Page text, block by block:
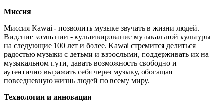
Миссия
Миссия Kawai - позволить музыке звучать в жизни людей.
Видение компании - культивирование музыкальной культуры
на следующие 100 лет и более. Kawai стремится делиться
радостью музыки с детьми и взрослыми, поддерживать их на
музыкальном пути, давать возможность свободно и
аутентично выражать себя через музыку, обогащая
повседневную жизнь людей по всему миру.
Технологии и инновации